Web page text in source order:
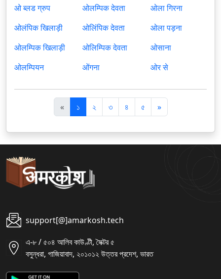
ओ ब्लड ग्रुप
ओलंपिक खिलाड़ी
ओलम्पिक खिलाड़ी
ओलम्पियन
ओलम्पिक देवता
ओलिंपिक देवता
ओलिम्पिक देवता
ओंगना
ओला गिरना
ओला पड़ना
ओसाना
ओर से
«पि
छ
ला
১ ২ ৩ ৪ ৫ »अ
ग
ला
support[@]amarkosh.tech
এ-৮ / ৫০৪ আলিব কাউণ্টী, সৈক্টর ৫
বসুন্ধরা, গাজিয়াবাদ, ২০১০১২ উত্তর প্রদেশ, ভারত